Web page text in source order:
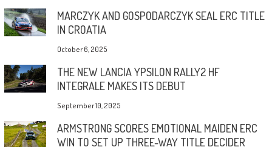
MARCZYK AND GOSPODARCZYK SEAL ERC TITLE
IN CROATIA
October 6, 2025
THE NEW LANCIA YPSILON RALLY2 HF
INTEGRALE MAKES ITS DEBUT
September 10, 2025
ARMSTRONG SCORES EMOTIONAL MAIDEN ERC
WIN TO SET UP THREE-WAY TITLE DECIDER